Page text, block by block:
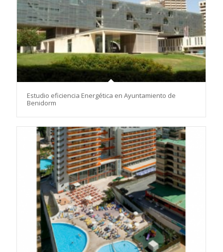
Estudio eficiencia Energética en Ayuntamiento de
Benidorm